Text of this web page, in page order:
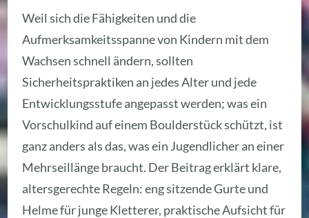
Weil sich die Fähigkeiten und die
Aufmerksamkeitsspanne von Kindern mit dem
Wachsen schnell ändern, sollten
Sicherheitspraktiken an jedes Alter und jede
Entwicklungsstufe angepasst werden; was ein
Vorschulkind auf einem Boulderstück schützt, ist
ganz anders als das, was ein Jugendlicher an einer
Mehrseillänge braucht. Der Beitrag erklärt klare,
altersgerechte Regeln: eng sitzende Gurte und
Helme für junge Kletterer, praktische Aufsicht für